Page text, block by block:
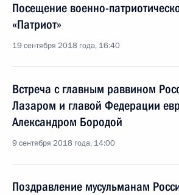
Посещение военно-
«Патриот»
19 сентября 2018 года, 16:40
Встреча с главным раввином
Лазаром и главой Федерации
Александром Бородой
9 сентября 2018 года, 14:00
Поздравление мусульманам